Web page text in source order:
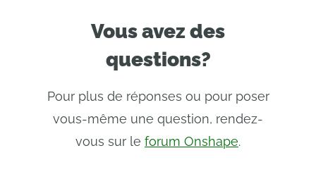
Vous avez des
questions?
Pour plus de réponses ou pour poser
vous-même une question, rendez-
vous sur le forum Onshape.